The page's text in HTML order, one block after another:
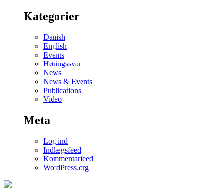
Kategorier
Danish
English
Events
Høringssvar
News
News & Events
Publications
Video
Meta
Log ind
Indlægsfeed
Kommentarfeed
WordPress.org